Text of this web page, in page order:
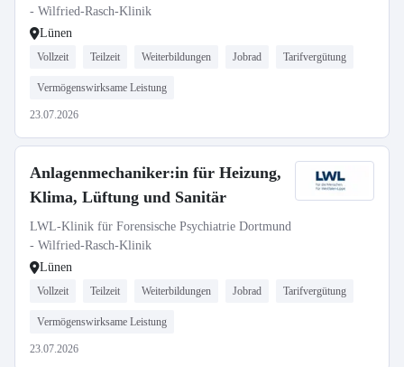
- Wilfried-Rasch-Klinik
Lünen
Vollzeit Teilzeit Weiterbildungen Jobrad Tarifvergütung
Vermögenswirksame Leistung
23.07.2026
Anlagenmechaniker:in für Heizung,
Klima, Lüftung und Sanitär
LWL-Klinik für Forensische Psychiatrie Dortmund
- Wilfried-Rasch-Klinik
Lünen
Vollzeit Teilzeit Weiterbildungen Jobrad Tarifvergütung
Vermögenswirksame Leistung
23.07.2026